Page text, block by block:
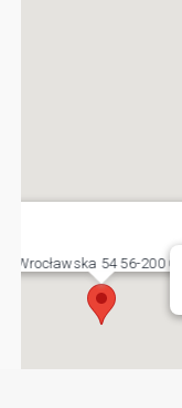
Wrocławska 54 56-200